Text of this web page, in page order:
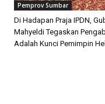
Pemprov Sumbar
Di Hadapan Praja IPDN,
Mahyeldi Tegaskan
Adalah Kunci Pemimpin